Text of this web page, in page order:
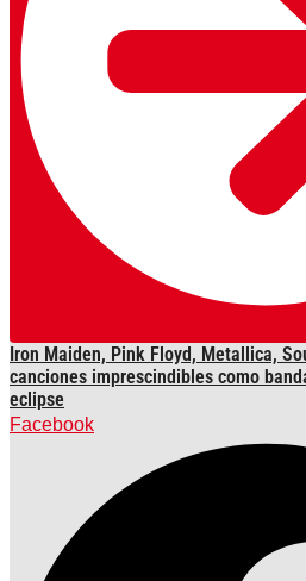
Iron Maiden, Pink Floyd, Metallica,
canciones imprescindibles como
eclipse
Facebook